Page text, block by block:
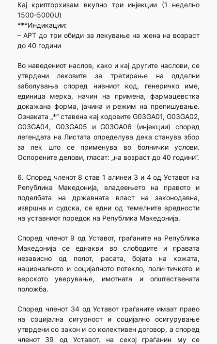
Кај крипторхизам вкупно три инјекции (1 неделно
1500-5000U)
***Индикации:
– АРТ до три обиди за лекување на жена на возраст
до 40 години
Во наведениот наслов, како и кај другите наслови, се
утврдени лековите за третирање на одделни
заболувања според нивниот код, генеричко име,
единица мерка, начин на примена, фармацевстка
докажана форма, јачина и режим на препишување.
Ознаката „*“ ставена кај кодовите G03GA01, G03GA02,
G03GA04, G03GA05 и G03GA06 (инјекции) според
легендата на Листата определува дека станува збор
за лек што се применува во болнички услови.
Оспорените делови, гласат: „на возраст до 40 години“.
6. Според членот 8 став 1 алинеи 3 и 4 од Уставот на
Република Македонија, владеењето на правото и
поделбата на државната власт на законодавна,
извршна и судска, се едни од темелните вредности
на уставниот поредок на Република Македонија.
Според членот 9 од Уставот, граѓаните на Република
Македонија се еднакви во слободите и правата
независно од полот, расата, бојата на кожата,
националното и социјалното потекло, поли-тичкото и
верското уверување, имотната и општествената
положба.
Според членот 34 од Уставот граѓаните имаат право
на социјална сигурност и социјално осигурување
утврдени со закон и со колективен договор, а според
членот 39 од Уставот, на секој граѓанин му се